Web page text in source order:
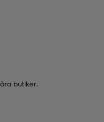
butiker.